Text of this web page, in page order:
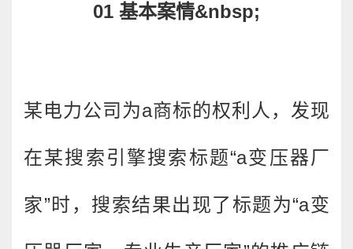
01 基本案情&nbsp;
某电力公司为a商标的权利人，发现
在某搜索引擎搜索标题“a变压器厂
家”时，搜索结果出现了标题为“a变